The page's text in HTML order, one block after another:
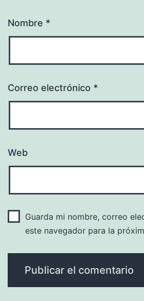
Nombre *
Correo electrónico *
Web
Guarda mi nombre, correo
este navegador para la